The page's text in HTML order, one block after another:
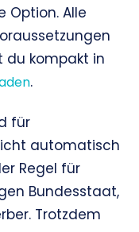
Option. Alle
du kompakt in
.
für
automatisch
Regel für
Bundesstaat,
Trotzdem